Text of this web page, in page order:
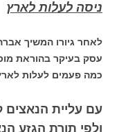
ניסה לעלות לארץ
לאחר גיורו המשיך
עסק בעיקר בהוראת
כמה פעמים לעלות
עם עליית הנאצים
ולפי תורת הגזע